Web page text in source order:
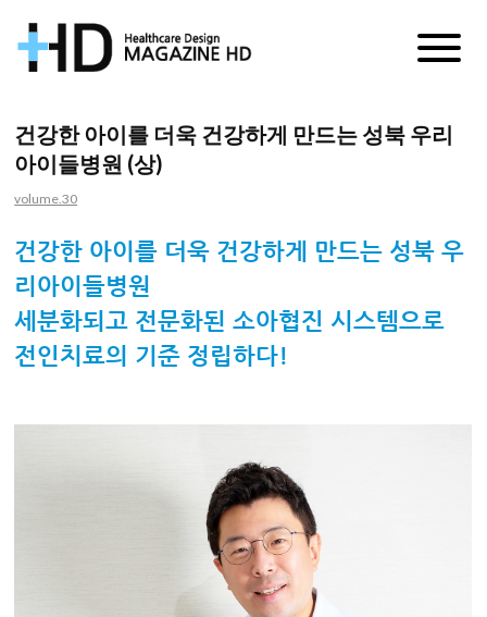
거
진
건강한 아이를 더욱 건강하게 만드는 성북 우리
아이들병원 (상)
volume.30
건강한 아이를 더욱 건강하게 만드는 성북 우
리아이들병원
세분화되고 전문화된 소아협진 시스템으로
전인치료의 기준 정립하다!